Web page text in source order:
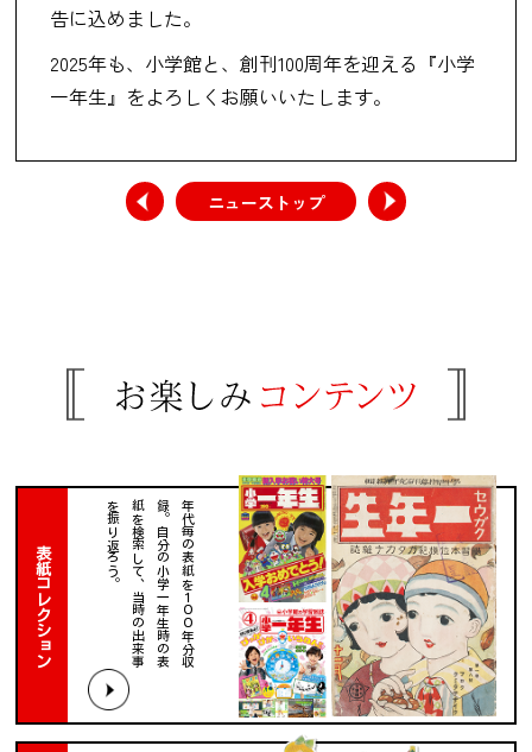
告に込めました。
2025年も、小学館と、創刊100周年を迎える『小学
一年生』をよろしくお願いいたします。
ニューストップ
表紙コレクション 年
代
毎
の
表
紙
を
１
０
０
年
分
収
録
。
自
分
の
小
学
一
年
生
時
の
表
紙
を
検
索
し
て
、
当
時
の
出
来
事
を
振
り
返
ろ
う
。